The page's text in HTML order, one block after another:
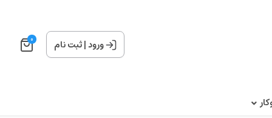
ورود|ثبت نام 0